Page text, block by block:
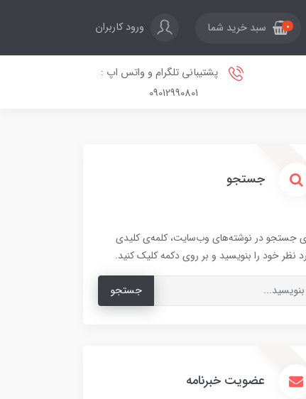
0 سبد خرید شما ورود کاربران
پشتیبانی تلگرام و واتس اپ :
09012990801
جستجو
جستجو در نوشته‌های وب‌سایت، کلمه‌ی کلیدی
نظر خود را بنویسید و بر روی دکمه کلیک کنید.
جستجو
عضویت خبرنامه